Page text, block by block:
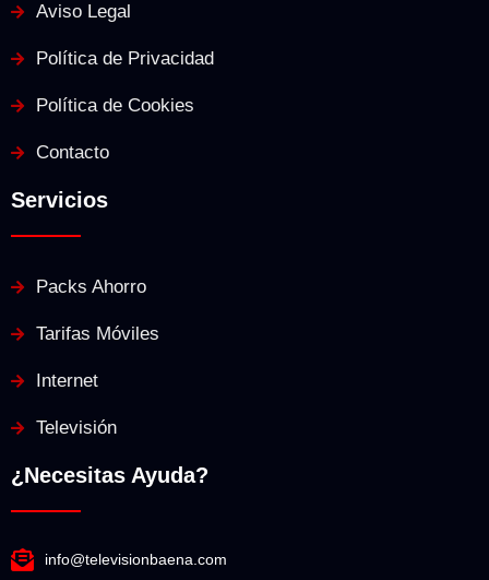
Aviso Legal
Política de Privacidad
Política de Cookies
Contacto
Servicios
Packs Ahorro
Tarifas Móviles
Internet
Televisión
¿Necesitas Ayuda?
info@televisionbaena.com